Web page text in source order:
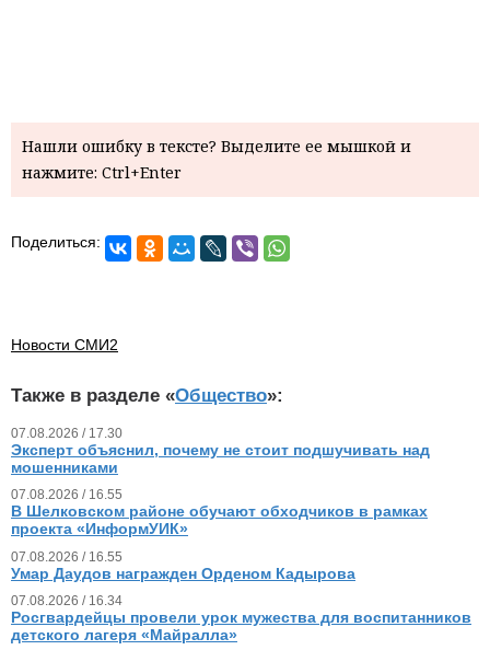
Нашли ошибку в тексте? Выделите ее мышкой и
нажмите: Ctrl+Enter
Поделиться:
Новости СМИ2
Также в разделе «Общество»:
07.08.2026 / 17.30
Эксперт объяснил, почему не стоит подшучивать над
мошенниками
07.08.2026 / 16.55
В Шелковском районе обучают обходчиков в рамках
проекта «ИнформУИК»
07.08.2026 / 16.55
Умар Даудов награжден Орденом Кадырова
07.08.2026 / 16.34
Росгвардейцы провели урок мужества для воспитанников
детского лагеря «Майралла»